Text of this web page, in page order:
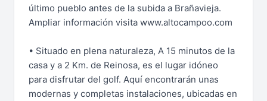
último pueblo antes de la subida a Brañavieja.
Ampliar información visita www.altocampoo.com
• Situado en plena naturaleza, A 15 minutos de la
casa y a 2 Km. de Reinosa, es el lugar idóneo
para disfrutar del golf. Aquí encontrarán unas
modernas y completas instalaciones, ubicadas en